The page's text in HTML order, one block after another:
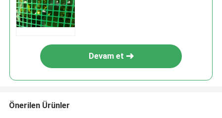
Devam et
Önerilen Ürünler